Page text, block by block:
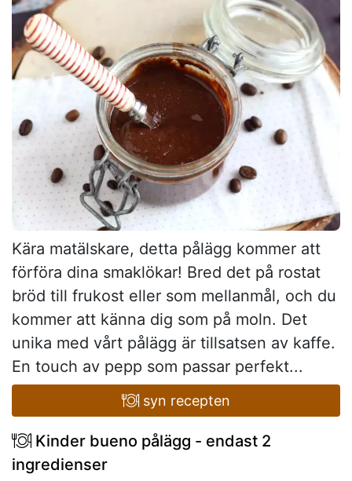
Kära matälskare, detta pålägg kommer att
förföra dina smaklökar! Bred det på rostat
bröd till frukost eller som mellanmål, och du
kommer att känna dig som på moln. Det
unika med vårt pålägg är tillsatsen av kaffe.
En touch av pepp som passar perfekt...
syn recepten
Kinder bueno pålägg - endast 2
ingredienser